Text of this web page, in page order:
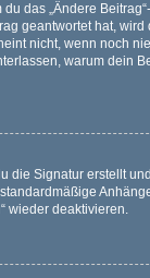
das „Ändere
geantwortet hat, wird
nicht, wenn noch
warum dein
die Signatur erstellt
wieder deaktivieren.